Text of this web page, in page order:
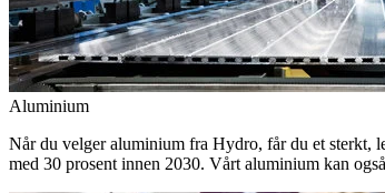
Aluminium
Når du velger aluminium fra Hydro, får du et sterkt,
med 30 prosent innen 2030. Vårt aluminium kan